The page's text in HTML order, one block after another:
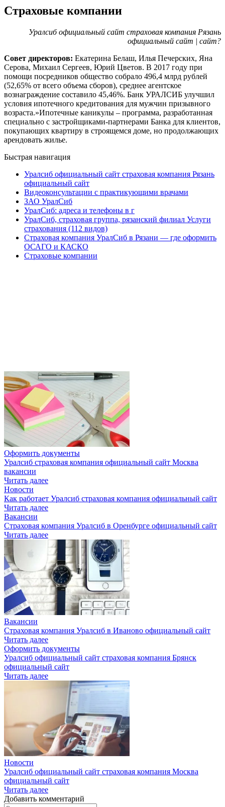
Страховые компании
Уралсиб официальный сайт страховая компания Рязань
официальный сайт | сайт?
Совет директоров: Екатерина Белаш, Илья Печерских, Яна
Серова, Михаил Сергеев, Юрий Цветов. В 2017 году при
помощи посредников общество собрало 496,4 млрд рублей
(52,65% от всего объема сборов), среднее агентское
вознаграждение составило 45,46%. Банк УРАЛСИБ улучшил
условия ипотечного кредитования для мужчин призывного
возраста.»Ипотечные каникулы – программа, разработанная
специально с застройщиками-партнерами Банка для клиентов,
покупающих квартиру в строящемся доме, но продолжающих
арендовать жилье.
Быстрая навигация
Уралсиб официальный сайт страховая компания Рязань
официальный сайт
Видеоконсультации с практикующими врачами
ЗАО УралСиб
УралСиб: адреса и телефоны в г
УралСиб, страховая группа, рязанский филиал Услуги
страхования (112 видов)
Страховая компания УралСиб в Рязани — где оформить
ОСАГО и КАСКО
Страховые компании
Оформить документы
Уралсиб страховая компания официальный сайт Москва
вакансии
Читать далее
Новости
Как работает Уралсиб страховая компания официальный сайт
Читать далее
Вакансии
Страховая компания Уралсиб в Оренбурге официальный сайт
Читать далее
Вакансии
Страховая компания Уралсиб в Иваново официальный сайт
Читать далее
Оформить документы
Уралсиб официальный сайт страховая компания Брянск
официальный сайт
Читать далее
Новости
Уралсиб официальный сайт страховая компания Москва
официальный сайт
Читать далее
Добавить комментарий